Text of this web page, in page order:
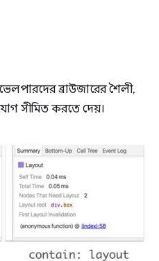
ব্রাউজারের শৈলী,
সীমিত করতে দেয়।